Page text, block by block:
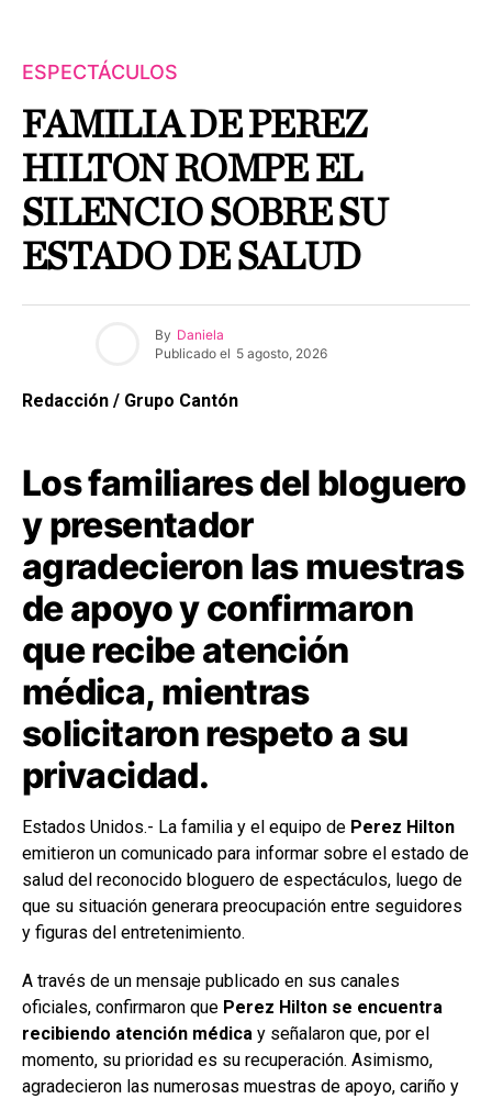
ESPECTÁCULOS
FAMILIA DE PEREZ
HILTON ROMPE EL
SILENCIO SOBRE SU
ESTADO DE SALUD
By Daniela
Publicado el 5 agosto, 2026
Redacción / Grupo Cantón
Los familiares del bloguero
y presentador
agradecieron las muestras
de apoyo y confirmaron
que recibe atención
médica, mientras
solicitaron respeto a su
privacidad.
Estados Unidos.- La familia y el equipo de Perez Hilton
emitieron un comunicado para informar sobre el estado de
salud del reconocido bloguero de espectáculos, luego de
que su situación generara preocupación entre seguidores
y figuras del entretenimiento.
A través de un mensaje publicado en sus canales
oficiales, confirmaron que Perez Hilton se encuentra
recibiendo atención médica y señalaron que, por el
momento, su prioridad es su recuperación. Asimismo,
agradecieron las numerosas muestras de apoyo, cariño y